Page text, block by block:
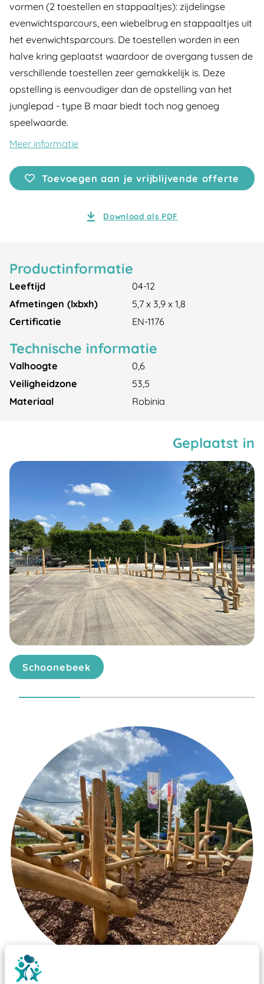
vormen (2 toestellen en stappaaltjes): zijdelingse
evenwichtsparcours, een wiebelbrug en stappaaltjes uit
het evenwichtsparcours. De toestellen worden in een
halve kring geplaatst waardoor de overgang tussen de
verschillende toestellen zeer gemakkelijk is. Deze
opstelling is eenvoudiger dan de opstelling van het
junglepad - type B maar biedt toch nog genoeg
speelwaarde.
Meer informatie
Toevoegen aan je vrijblijvende offerte
Download als PDF
Productinformatie
Leeftijd
04-12
Afmetingen (lxbxh)
5,7 x 3,9 x 1,8
Certificatie
EN-1176
Technische informatie
Valhoogte
0,6
Veiligheidzone
53,5
Materiaal
Robinia
Geplaatst in
Schoonebeek